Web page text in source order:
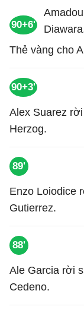
90+6'
Thẻ vàng cho
90+3'
Alex Suarez
Herzog.
89'
Enzo Loiodice
Gutierrez.
88'
Ale Garcia rời
Cedeno.